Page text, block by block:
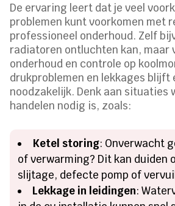
De ervaring leert dat je veel
problemen kunt voorkomen met
professioneel onderhoud. Zelf
radiatoren ontluchten kan, maar
onderhoud en controle op
drukproblemen en lekkages blijft
noodzakelijk. Denk aan situaties
handelen nodig is, zoals:
Ketel storing: Onverwacht
of verwarming? Dit kan duiden
slijtage, defecte pomp of
Lekkage in leidingen: